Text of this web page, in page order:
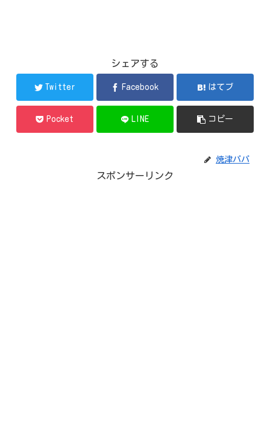
シェアする
Twitter Facebook はてブ
Pocket LINE コピー
焼津パパ
スポンサーリンク